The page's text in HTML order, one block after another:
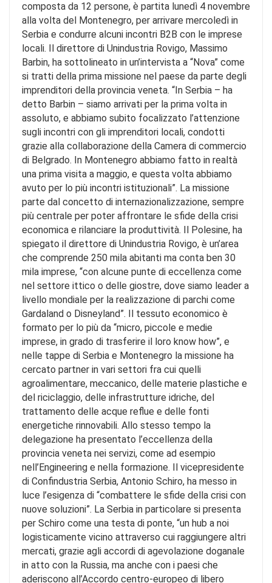
composta da 12 persone, è partita lunedì 4 novembre
alla volta del Montenegro, per arrivare mercoledì in
Serbia e condurre alcuni incontri B2B con le imprese
locali. Il direttore di Unindustria Rovigo, Massimo
Barbin, ha sottolineato in un’intervista a “Nova” come
si tratti della prima missione nel paese da parte degli
imprenditori della provincia veneta. “In Serbia – ha
detto Barbin – siamo arrivati per la prima volta in
assoluto, e abbiamo subito focalizzato l’attenzione
sugli incontri con gli imprenditori locali, condotti
grazie alla collaborazione della Camera di commercio
di Belgrado. In Montenegro abbiamo fatto in realtà
una prima visita a maggio, e questa volta abbiamo
avuto per lo più incontri istituzionali”. La missione
parte dal concetto di internazionalizzazione, sempre
più centrale per poter affrontare le sfide della crisi
economica e rilanciare la produttività. Il Polesine, ha
spiegato il direttore di Unindustria Rovigo, è un’area
che comprende 250 mila abitanti ma conta ben 30
mila imprese, “con alcune punte di eccellenza come
nel settore ittico o delle giostre, dove siamo leader a
livello mondiale per la realizzazione di parchi come
Gardaland o Disneyland”. Il tessuto economico è
formato per lo più da “micro, piccole e medie
imprese, in grado di trasferire il loro know how”, e
nelle tappe di Serbia e Montenegro la missione ha
cercato partner in vari settori fra cui quelli
agroalimentare, meccanico, delle materie plastiche e
del riciclaggio, delle infrastrutture idriche, del
trattamento delle acque reflue e delle fonti
energetiche rinnovabili. Allo stesso tempo la
delegazione ha presentato l’eccellenza della
provincia veneta nei servizi, come ad esempio
nell’Engineering e nella formazione. Il vicepresidente
di Confindustria Serbia, Antonio Schiro, ha messo in
luce l’esigenza di “combattere le sfide della crisi con
nuove soluzioni”. La Serbia in particolare si presenta
per Schiro come una testa di ponte, “un hub a noi
logisticamente vicino attraverso cui raggiungere altri
mercati, grazie agli accordi di agevolazione doganale
in atto con la Russia, ma anche con i paesi che
aderiscono all’Accordo centro-europeo di libero